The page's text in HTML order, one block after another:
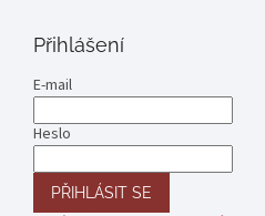
Přihlášení
E-mail
Heslo
PŘIHLÁSIT SE